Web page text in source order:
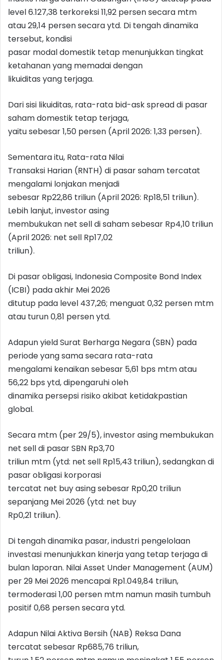
level 6.127,38 terkoreksi 11,92 persen secara mtm
atau 29,14 persen secara ytd. Di tengah dinamika
tersebut, kondisi
pasar modal domestik tetap menunjukkan tingkat
ketahanan yang memadai dengan
likuiditas yang terjaga.
Dari sisi likuiditas, rata-rata bid-ask spread di pasar
saham domestik tetap terjaga,
yaitu sebesar 1,50 persen (April 2026: 1,33 persen).
Sementara itu, Rata-rata Nilai
Transaksi Harian (RNTH) di pasar saham tercatat
mengalami lonjakan menjadi
sebesar Rp22,86 triliun (April 2026: Rp18,51 triliun).
Lebih lanjut, investor asing
membukukan net sell di saham sebesar Rp4,10 triliun
(April 2026: net sell Rp17,02
triliun).
Di pasar obligasi, Indonesia Composite Bond Index
(ICBI) pada akhir Mei 2026
ditutup pada level 437,26; menguat 0,32 persen mtm
atau turun 0,81 persen ytd.
Adapun yield Surat Berharga Negara (SBN) pada
periode yang sama secara rata-rata
mengalami kenaikan sebesar 5,61 bps mtm atau
56,22 bps ytd, dipengaruhi oleh
dinamika persepsi risiko akibat ketidakpastian
global.
Secara mtm (per 29/5), investor asing membukukan
net sell di pasar SBN Rp3,70
triliun mtm (ytd: net sell Rp15,43 triliun), sedangkan di
pasar obligasi korporasi
tercatat net buy asing sebesar Rp0,20 triliun
sepanjang Mei 2026 (ytd: net buy
Rp0,21 triliun).
Di tengah dinamika pasar, industri pengelolaan
investasi menunjukkan kinerja yang tetap terjaga di
bulan laporan. Nilai Asset Under Management (AUM)
per 29 Mei 2026 mencapai Rp1.049,84 triliun,
termoderasi 1,00 persen mtm namun masih tumbuh
positif 0,68 persen secara ytd.
Adapun Nilai Aktiva Bersih (NAB) Reksa Dana
tercatat sebesar Rp685,76 triliun,